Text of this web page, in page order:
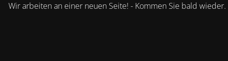
Wir arbeiten an einer neuen Seite! - Kommen Sie bald wieder.